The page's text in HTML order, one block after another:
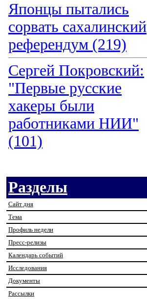
Японцы пытались
сорвать сахалинский
референдум (219)
Сергей Покровский:
"Первые русские
хакеры были
работниками НИИ"
(101)
Разделы
Сайт дня
Тема
Профиль недели
Пресс-релизы
Календарь событий
Исследования
Документы
Рассылки